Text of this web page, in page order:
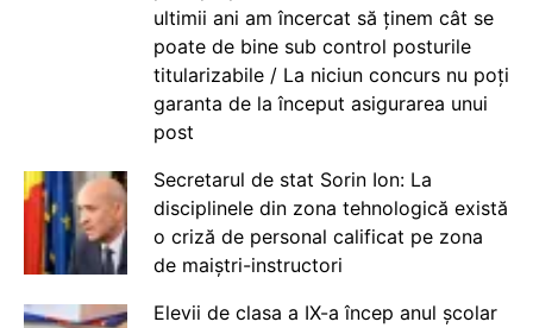
ultimii ani am încercat să ținem cât se
poate de bine sub control posturile
titularizabile / La niciun concurs nu poți
garanta de la început asigurarea unui
post
Secretarul de stat Sorin Ion: La
disciplinele din zona tehnologică există
o criză de personal calificat pe zona
de maiștri-instructori
Elevii de clasa a IX-a încep anul școlar